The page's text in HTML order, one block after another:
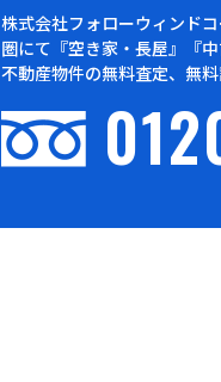
株式会社フォローウィンド
圏にて『空き家・長屋』『
不動産物件の無料査定、無